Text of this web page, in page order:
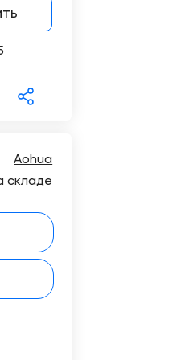
Обучение
Trade-
Лизинг
Aohua
складе